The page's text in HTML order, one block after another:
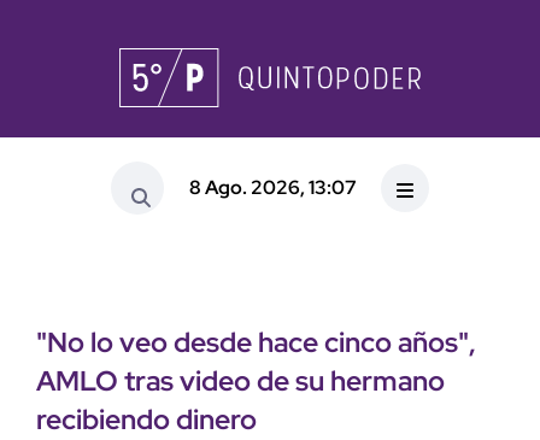
8 Ago. 2026, 13:07
"No lo veo desde hace cinco años",
AMLO tras video de su hermano
recibiendo dinero